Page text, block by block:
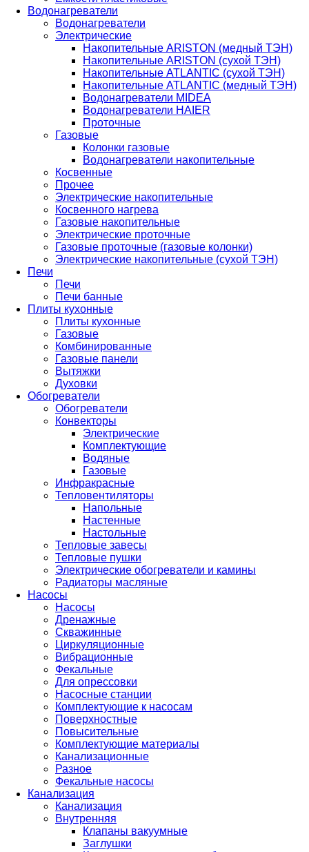
Водонагреватели
Водонагреватели
Электрические
Накопительные ARISTON (медный ТЭН)
Накопительные ARISTON (сухой ТЭН)
Накопительные ATLANTIC (сухой ТЭН)
Накопительные ATLANTIC (медный ТЭН)
Водонагреватели MIDEA
Водонагреватели HAIER
Проточные
Газовые
Колонки газовые
Водонагреватели накопительные
Косвенные
Прочее
Электрические накопительные
Косвенного нагрева
Газовые накопительные
Электрические проточные
Газовые проточные (газовые колонки)
Электрические накопительные (сухой ТЭН)
Печи
Печи
Печи банные
Плиты кухонные
Плиты кухонные
Газовые
Комбинированные
Газовые панели
Вытяжки
Духовки
Обогреватели
Обогреватели
Конвекторы
Электрические
Комплектующие
Водяные
Газовые
Инфракрасные
Тепловентиляторы
Напольные
Настенные
Настольные
Тепловые завесы
Тепловые пушки
Электрические обогреватели и камины
Радиаторы масляные
Насосы
Насосы
Дренажные
Скважинные
Циркуляционные
Вибрационные
Фекальные
Для опрессовки
Насосные станции
Комплектующие к насосам
Поверхностные
Повысительные
Комплектующие материалы
Канализационные
Разное
Фекальные насосы
Канализация
Канализация
Внутренняя
Клапаны вакуумные
Заглушки